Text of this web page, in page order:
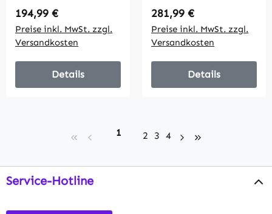
Geräteschuppen mit
abschließbar Tür,
Gartenhaus, Stahl,
Braun
Regulärer Preis:
194,99 €
Preise inkl. MwSt. zzgl.
Versandkosten
Details
Satteldach
Belüftung Boden
Schloss Handschuhe
Grau
Regulärer Preis:
281,99 €
Preise inkl. MwSt. zzgl.
Versandkosten
Details
Seite
1 Seite
2 Seite
3 Seite
4
Service-Hotline